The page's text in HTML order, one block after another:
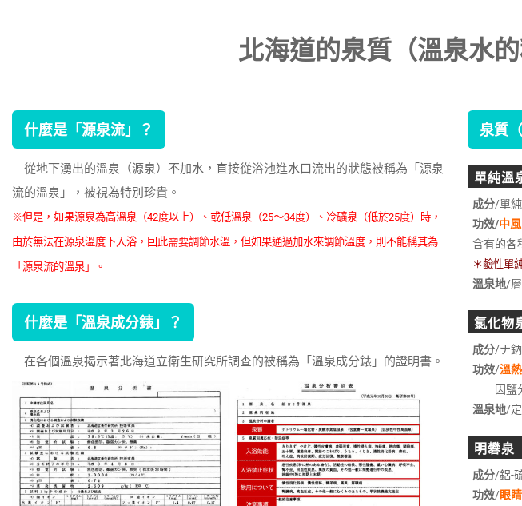
北海道的泉質（溫泉水的
什麼是「源泉流」？
從地下湧出的溫泉（源泉）不加水，直接從浴池進水口流出的狀態被稱為「源泉
流的溫泉」，被視為特別珍貴。
※但是，如果源泉為高溫泉（42度以上）、或低溫泉（25～34度）、冷礦泉（低於25度）時，
由於無法在源泉溫度下入浴，囙此需要調節水溫，但如果通過加水來調節溫度，則不能稱其為
「源泉流的溫泉」。
什麼是「溫泉成分錶」？
在各個溫泉揭示著北海道立衛生研究所調查的被稱為「溫泉成分錶」的證明書。
泉質
單純溫
成分/單
功效/中
含有的各
＊鹼性單
溫泉地/
氯化物
成分/ナ
功效/溫
因鹽分
溫泉地/
明礬泉
成分/鋁-
功效/眼